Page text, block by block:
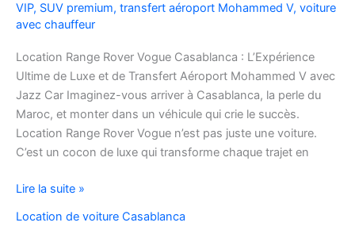
VIP, SUV premium, transfert aéroport Mohammed V, voiture
avec chauffeur
Location Range Rover Vogue Casablanca : L’Expérience
Ultime de Luxe et de Transfert Aéroport Mohammed V avec
Jazz Car Imaginez-vous arriver à Casablanca, la perle du
Maroc, et monter dans un véhicule qui crie le succès.
Location Range Rover Vogue n’est pas juste une voiture.
C’est un cocon de luxe qui transforme chaque trajet en
Location
Rover
Lire la suite »
Location de voiture Casablanca